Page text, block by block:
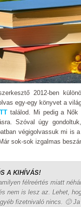
2012-ben
egy-egy könyvet a
ITTtalálod. Mi pedig a Nők
Szóval úgy
végigolvassuk mi is
Már sok-sok izgalmas
A KIHÍVÁS!
félreértés miatt
nem is lesz az. Lehet,
fizetnivaló nincs. 🙂Ja